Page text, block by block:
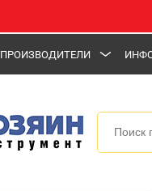
ПРОИЗВОДИТЕЛИ